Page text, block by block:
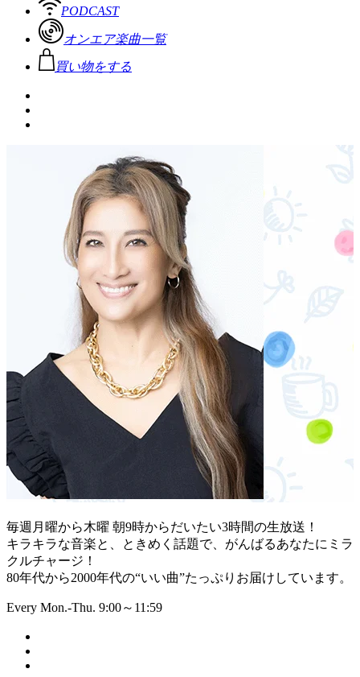
PODCAST
オンエア楽曲一覧
買い物をする
毎週月曜から木曜 朝9時からだいたい3時間の生放送！
キラキラな音楽と、ときめく話題で、がんばるあなたにミラ
クルチャージ！
80年代から2000年代の“いい曲”たっぷりお届けしています。
Every Mon.-Thu. 9:00～11:59